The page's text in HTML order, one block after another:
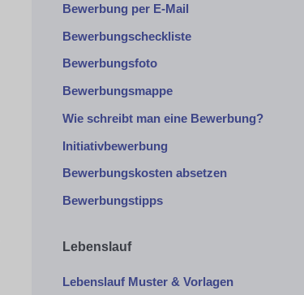
Bewerbung per E-Mail
Bewerbungscheckliste
Bewerbungsfoto
Bewerbungsmappe
Wie schreibt man eine Bewerbung?
Initiativbewerbung
Bewerbungskosten absetzen
Bewerbungstipps
Lebenslauf
Lebenslauf Muster & Vorlagen